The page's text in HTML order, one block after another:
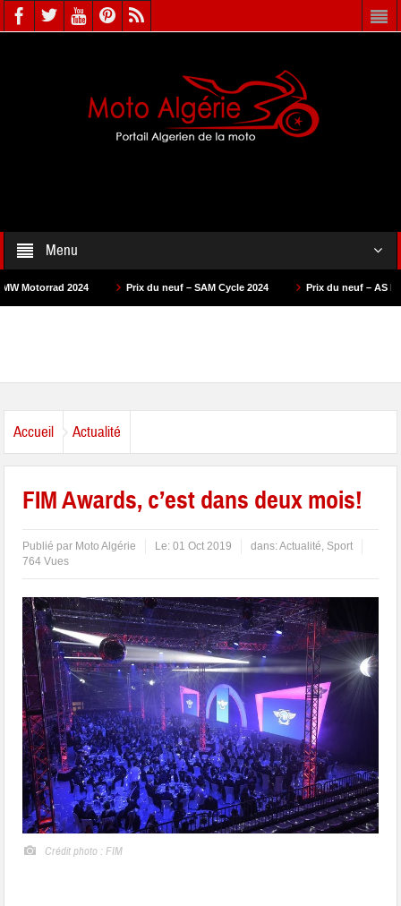
Menu
Prix du neuf – SAM Cycle 2024 Prix du neuf – AS Motors 2024
Accueil Actualité
FIM Awards, c’est dans deux mois!
Publié par Moto Algérie Le:01 Oct 2019 dans:Actualité, Sport
764 Vues
Crédit photo : FIM